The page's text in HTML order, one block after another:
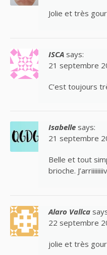
Jolie et très
ISCA says:
21 septembre
C’est toujours
Isabelle says:
21 septembre
Belle et tout
brioche.
Alaro Vallca
22 septembre
jolie et très